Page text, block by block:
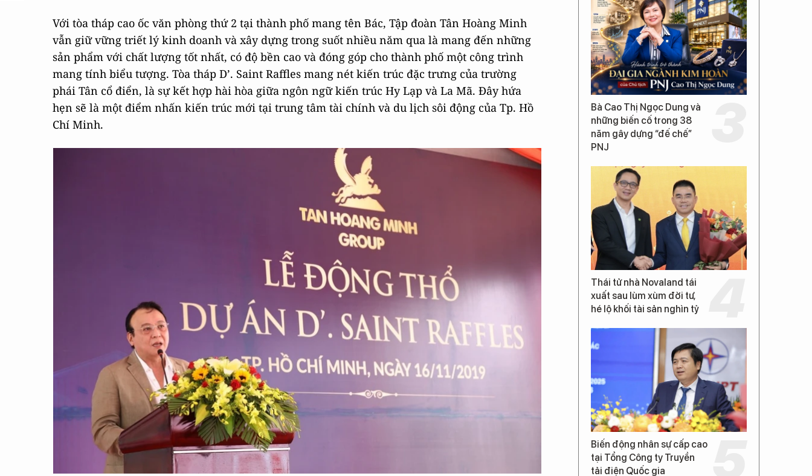
Với tòa tháp cao ốc văn phòng thứ 2 tại thành phố mang tên Bác, Tập đoàn Tân Hoàng Minh
vẫn giữ vững triết lý kinh doanh và xây dựng trong suốt nhiều năm qua là mang đến những
sản phẩm với chất lượng tốt nhất, có độ bền cao và đóng góp cho thành phố một công trình
mang tính biểu tượng. Tòa tháp D’. Saint Raffles mang nét kiến trúc đặc trưng của trường
phái Tân cổ điển, là sự kết hợp hài hòa giữa ngôn ngữ kiến trúc Hy Lạp và La Mã. Đây hứa
hẹn sẽ là một điểm nhấn kiến trúc mới tại trung tâm tài chính và du lịch sôi động của Tp. Hồ
Chí Minh.
Bà Cao Thị Ngọc Dung và
những biến cố trong 38
năm gây dựng “đế chế”
PNJ
Thái tử nhà Novaland tái
xuất sau lùm xùm đời tư,
hé lộ khối tài sản nghìn tỷ
Biến động nhân sự cấp cao
tại Tổng Công ty Truyền
tải điện Quốc gia